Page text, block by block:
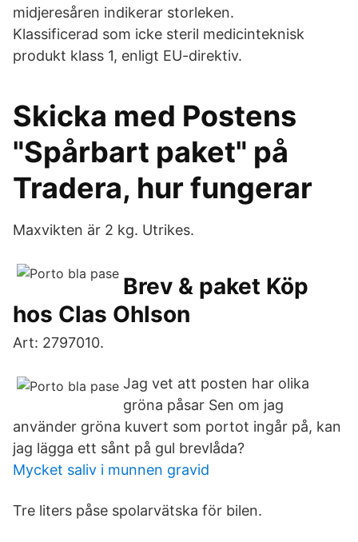
midjeresåren indikerar storleken.
Klassificerad som icke steril medicinteknisk
produkt klass 1, enligt EU-direktiv.
Skicka med Postens
"Spårbart paket" på
Tradera, hur fungerar
Maxvikten är 2 kg. Utrikes.
Brev & paket Köp
hos Clas Ohlson
Art: 2797010.
Jag vet att posten har olika
gröna påsar Sen om jag
använder gröna kuvert som portot ingår på, kan
jag lägga ett sånt på gul brevlåda?
Mycket saliv i munnen gravid
Tre liters påse spolarvätska för bilen.